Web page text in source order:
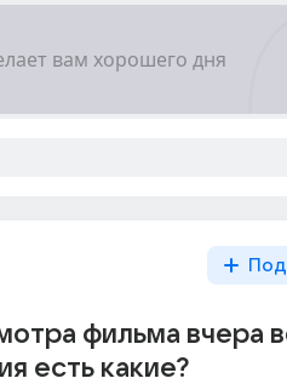
фильма вчера
есть какие?